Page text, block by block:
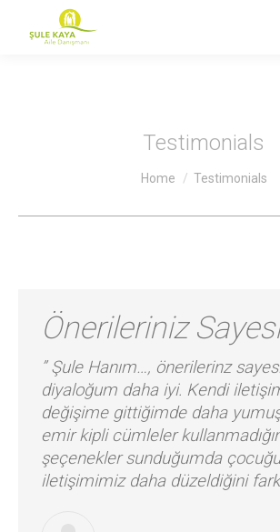
Testimonials
You are here:
Home Testimonials
Önerileriniz
” Şule Hanım…, önerilerinz
diyaloğum daha iyi. Kendi
değişime gittiğimde daha
emir kipli cümleler
şeçenekler sunduğumda
iletişimimiz daha düzeldiğini